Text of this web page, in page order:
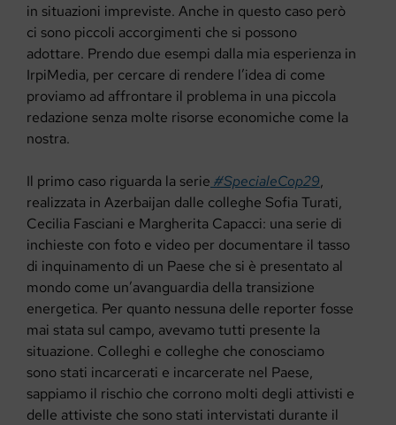
in situazioni impreviste. Anche in questo caso però
ci sono piccoli accorgimenti che si possono
adottare. Prendo due esempi dalla mia esperienza in
IrpiMedia, per cercare di rendere l’idea di come
proviamo ad affrontare il problema in una piccola
redazione senza molte risorse economiche come la
nostra.
Il primo caso riguarda la serie #SpecialeCop29,
realizzata in Azerbaijan dalle colleghe Sofia Turati,
Cecilia Fasciani e Margherita Capacci: una serie di
inchieste con foto e video per documentare il tasso
di inquinamento di un Paese che si è presentato al
mondo come un’avanguardia della transizione
energetica. Per quanto nessuna delle reporter fosse
mai stata sul campo, avevamo tutti presente la
situazione. Colleghi e colleghe che conosciamo
sono stati incarcerati e incarcerate nel Paese,
sappiamo il rischio che corrono molti degli attivisti e
delle attiviste che sono stati intervistati durante il